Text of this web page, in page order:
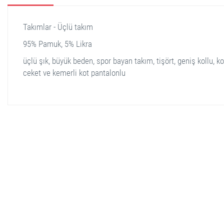
Takımlar - Üçlü takım
95% Pamuk, 5% Likra
üçlü şık, büyük beden, spor bayan takım, tişört, geniş kollu,
ceket ve kemerli kot pantalonlu